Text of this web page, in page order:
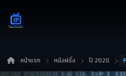
หน้าแรก หนังฝรั่ง ปี 2020